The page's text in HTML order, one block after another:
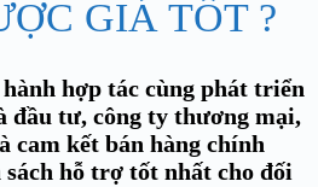
GIÁ TỐT ?
hợp tác cùng phát triển
đầu tư, công ty thương mại,
cam kết bán hàng chính
hỗ trợ tốt nhất cho đối